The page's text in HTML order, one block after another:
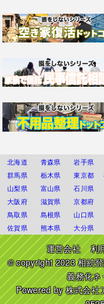
北海道 青森県 岩手県
群馬県
栃木県 東京都
山梨県
富山県 石川県
大阪府
滋賀県 京都府
鳥取県
島根県 山口県
佐賀県
熊本県 大分県
運営会社 利
© copyright 2023相続
義務化ネ
Powered by株式会社